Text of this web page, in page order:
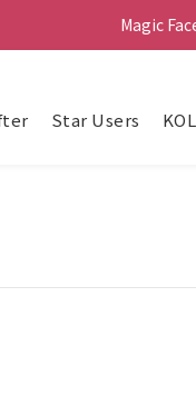
Magic
Magic
買
Star Users KOL